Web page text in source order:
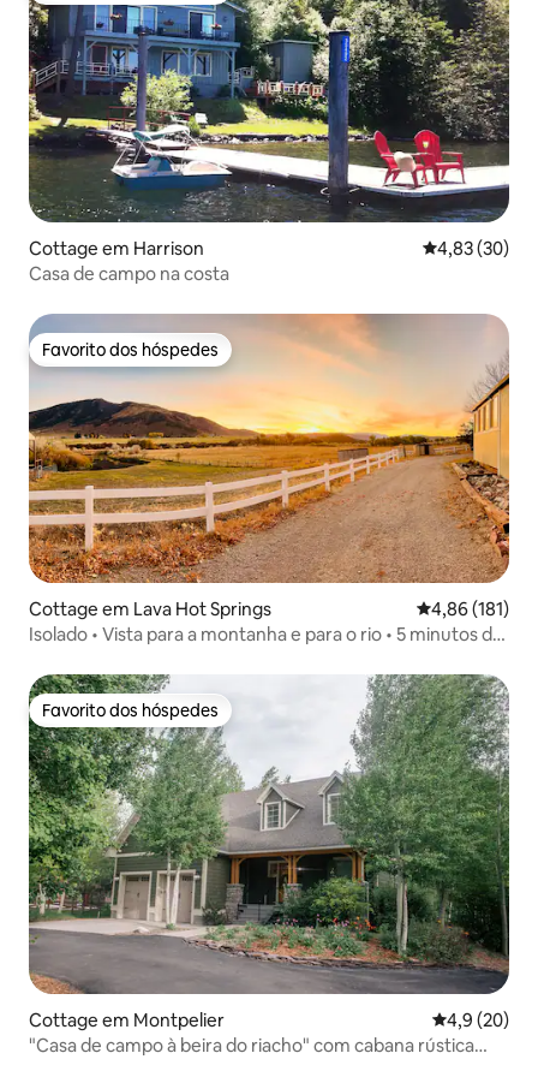
Cottage em Harrison Classificação
4,83 (30)
Casa de campo na costa
Favorito dos hóspedes
Favorito dos hóspedes
Cottage em Lava Hot Springs Classificação
4,86 (181)
Isolado • Vista para a montanha e para o rio • 5 minutos de
Favorito dos hóspedes
Favorito dos hóspedes
Cottage em Montpelier
4,9 (20)
"Casa de campo à beira do riacho" com cabana rústica